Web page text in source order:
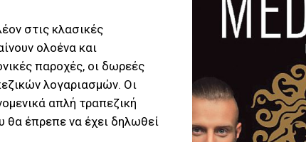
στις κλασικές
ολοένα και
παροχές, οι δωρεές
λογαριασμών. Οι
απλή τραπεζική
θα έπρεπε να έχει δηλωθεί